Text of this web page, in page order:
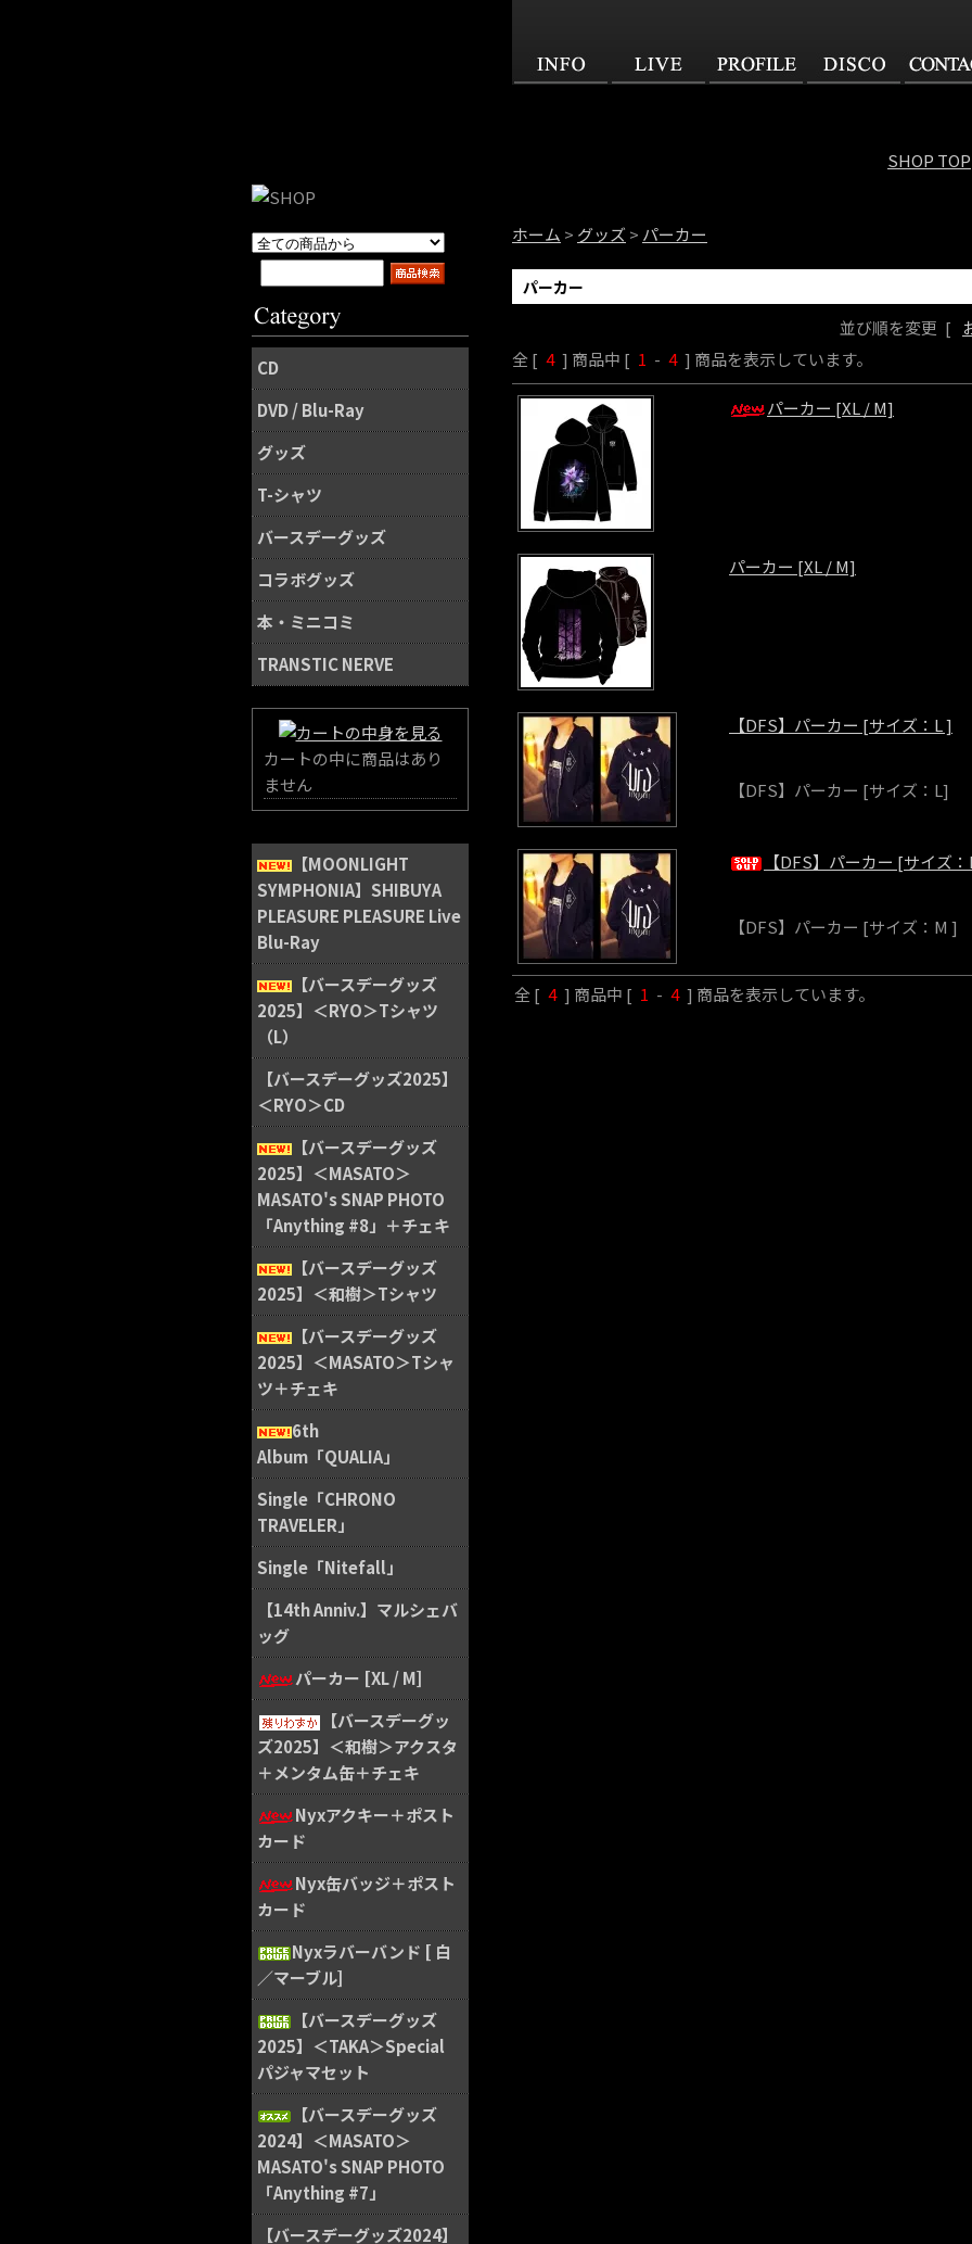
SHOP TOP
CD
DVD / Blu-Ray
グッズ
T-シャツ
バースデーグッズ
コラボグッズ
本・ミニコミ
TRANSTIC NERVE
カートの中に商品はあり
ません
【MOONLIGHT
SYMPHONIA】SHIBUYA
PLEASURE PLEASURE Live
Blu-Ray
【バースデーグッズ
2025】＜RYO＞Tシャツ
（L）
【バースデーグッズ2025】
＜RYO＞CD
【バースデーグッズ
2025】＜MASATO＞
MASATO's SNAP PHOTO
「Anything #8」＋チェキ
【バースデーグッズ
2025】＜和樹＞Tシャツ
【バースデーグッズ
2025】＜MASATO＞Tシャ
ツ＋チェキ
6th
Album「QUALIA」
Single「CHRONO
TRAVELER」
Single「Nitefall」
【14th Anniv.】マルシェバ
ッグ
パーカー [XL / M]
【バースデーグッ
ズ2025】＜和樹＞アクスタ
＋メンタム缶＋チェキ
Nyxアクキー＋ポスト
カード
Nyx缶バッジ＋ポスト
カード
Nyxラバーバンド [ 白
／マーブル]
【バースデーグッズ
2025】＜TAKA＞Special
パジャマセット
【バースデーグッズ
2024】＜MASATO＞
MASATO's SNAP PHOTO
「Anything #7」
【バースデーグッズ2024】
ホーム > グッズ > パーカー
パーカー
並び順を変更 [
全 [ 4 ] 商品中 [ 1 - 4 ] 商品を表示しています。
パーカー [XL / M]
パーカー [XL / M]
【DFS】パーカー [サイズ：L ]
【DFS】パーカー [サイズ：L]
【DFS】パーカー [サイズ
【DFS】パーカー [サイズ：M ]
全 [ 4 ] 商品中 [ 1 - 4 ] 商品を表示しています。